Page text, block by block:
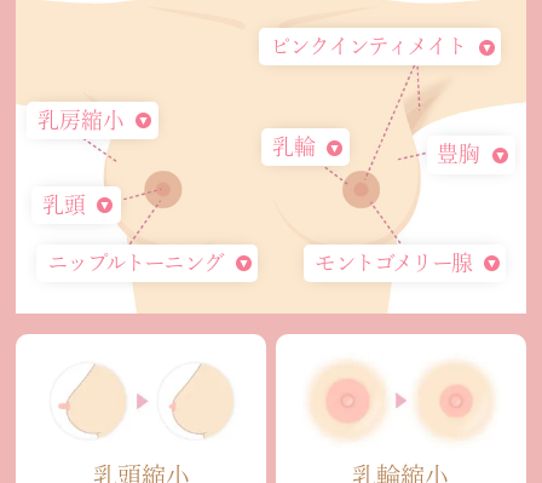
乳頭
乳輪
モントゴメリー腺
ニップルトーニング
乳房縮小
豊胸
ピンクインティメイト
乳頭縮小 乳輪縮小